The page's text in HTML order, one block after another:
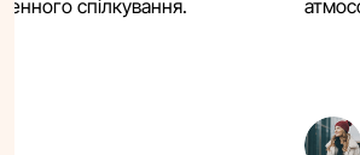
спілкування.